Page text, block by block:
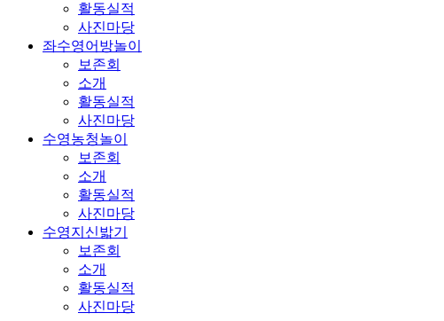
활동실적
사진마당
좌수영어방놀이
보존회
소개
활동실적
사진마당
수영농청놀이
보존회
소개
활동실적
사진마당
수영지신밟기
보존회
소개
활동실적
사진마당